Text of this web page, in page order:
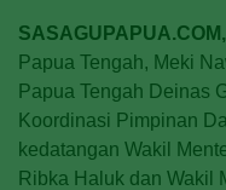
Papua Tengah, Meki
Papua Tengah Deinas
Koordinasi Pimpinan
kedatangan Wakil
Ribka Haluk dan Wakil